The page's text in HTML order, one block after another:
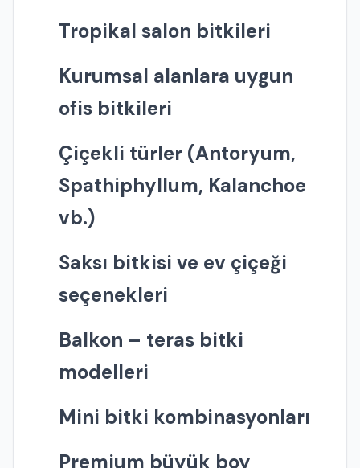
Tropikal salon bitkileri
Kurumsal alanlara uygun
ofis bitkileri
Çiçekli türler (Antoryum,
Spathiphyllum, Kalanchoe
vb.)
Saksı bitkisi ve ev çiçeği
seçenekleri
Balkon – teras bitki
modelleri
Mini bitki kombinasyonları
Premium büyük boy